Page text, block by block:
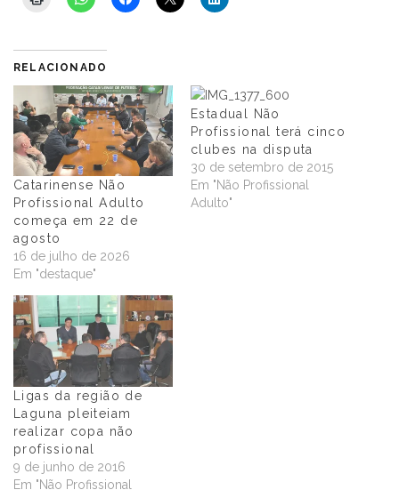
RELACIONADO
Catarinense Não
Profissional Adulto
começa em 22 de
agosto
16 de julho de 2026
Em "destaque"
Estadual Não
Profissional terá cinco
clubes na disputa
30 de setembro de 2015
Em "Não Profissional
Adulto"
Ligas da região de
Laguna pleiteiam
realizar copa não
profissional
9 de junho de 2016
Em "Não Profissional